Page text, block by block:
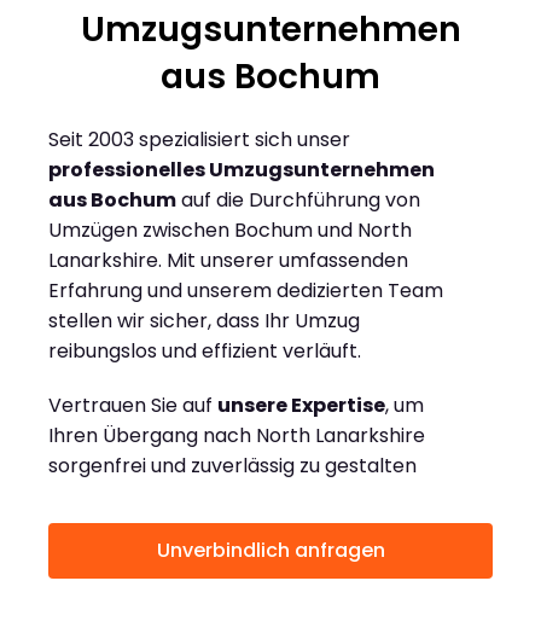
Umzugsunternehmen
aus Bochum
Seit 2003 spezialisiert sich unser
professionelles Umzugsunternehmen
aus Bochumauf die Durchführung von
Umzügen zwischen Bochum und North
Lanarkshire. Mit unserer umfassenden
Erfahrung und unserem dedizierten Team
stellen wir sicher, dass Ihr Umzug
reibungslos und effizient verläuft.
Vertrauen Sie auf unsere Expertise, um
Ihren Übergang nach North Lanarkshire
sorgenfrei und zuverlässig zu gestalten
Unverbindlich anfragen